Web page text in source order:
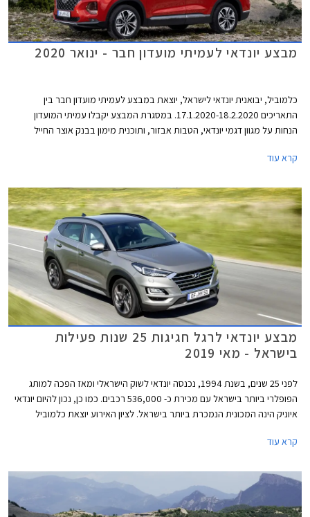
מבצע יונדאי לעמיתי מועדון חבר - ינואר 2020
כלמוביל, יבואנית יונדאי לישראל, יוצאת במבצע לעמיתי מועדון חבר בין
התאריכים 17.1.2020-18.2.2020. במסגרת המבצע יקבלו עמיתי המועדון
הנחות על מגוון דגמי יונדאי, הטבות אבזור, ותוכנית מימון בבנק אוצר החייל
תכנית המימון חבר ליס. המבצע ייערך בכל אולמות התצוגה של יונדאי ברחבי
קרא עוד
מבצע יונדאי לרגל חגיגות 25 שנות פעילות
בישראל - מאי 2019
לפני 25 שנים, בשנת 1994, נכנסה יונדאי לשוק הישראלי ומאז הפכה למותג
הפופלרי ביותר בישראל עם מכירת כ- 536,000 רכבים. כמו כן, נכון להיום יונדאי
איוניק הינה המכונית הנמכרת ביותר בישראל. לציון האירוע יוצאת כלמוביל
ההטבות כוללות מסלולי טרייד אין במחיר מחירון על דגמים נבחרים, תנאי מימון
קרא עוד